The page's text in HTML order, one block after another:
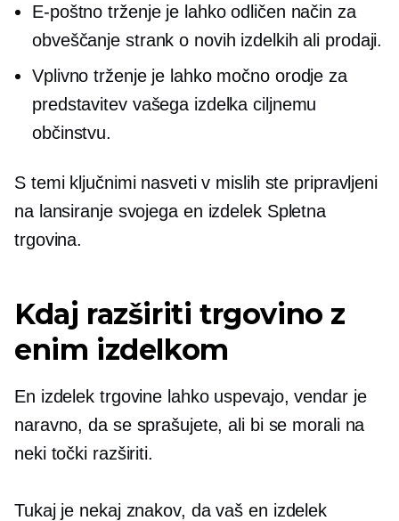
E-poštno trženje je lahko odličen način za
obveščanje strank o novih izdelkih ali prodaji.
Vplivno trženje je lahko močno orodje za
predstavitev vašega izdelka ciljnemu
občinstvu.
S temi ključnimi nasveti v mislih ste pripravljeni
na lansiranje svojega en izdelekSpletna
trgovina.
Kdaj razširiti trgovino z
enim izdelkom
En izdelek trgovine lahko uspevajo, vendar je
naravno, da se sprašujete, ali bi se morali na
neki točki razširiti.
Tukaj je nekaj znakov, da vaš en izdelek